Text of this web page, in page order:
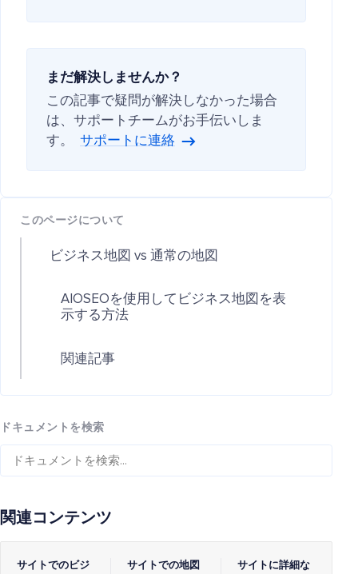
まだ解決しませんか？
この記事で疑問が解決しなかった場合
は、サポートチームがお手伝いしま
す。
サポートに連絡
このページについて
ビジネス地図 vs 通常の地図
AIOSEOを使用してビジネス地図を表
示する方法
関連記事
ドキュメントを検索
関連コンテンツ
サイトでのビジ サイトでの地図 サイトに詳細な